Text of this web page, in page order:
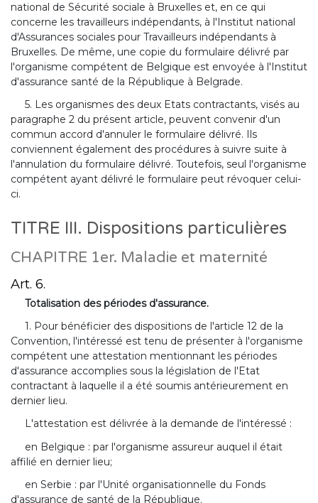
national de Sécurité sociale à Bruxelles et, en ce qui
concerne les travailleurs indépendants, à l'Institut national
d'Assurances sociales pour Travailleurs indépendants à
Bruxelles. De même, une copie du formulaire délivré par
l'organisme compétent de Belgique est envoyée à l'Institut
d'assurance santé de la République à Belgrade.
5. Les organismes des deux Etats contractants, visés au
paragraphe 2 du présent article, peuvent convenir d'un
commun accord d'annuler le formulaire délivré. Ils
conviennent également des procédures à suivre suite à
l'annulation du formulaire délivré. Toutefois, seul l'organisme
compétent ayant délivré le formulaire peut révoquer celui-
ci.
TITRE III. Dispositions particulières
CHAPITRE 1er. Maladie et maternité
Art. 6.
Totalisation des périodes d'assurance.
1. Pour bénéficier des dispositions de l'article 12 de la
Convention, l'intéressé est tenu de présenter à l'organisme
compétent une attestation mentionnant les périodes
d'assurance accomplies sous la législation de l'Etat
contractant à laquelle il a été soumis antérieurement en
dernier lieu.
L'attestation est délivrée à la demande de l'intéressé :
en Belgique : par l'organisme assureur auquel il était
affilié en dernier lieu;
en Serbie : par l'Unité organisationnelle du Fonds
d'assurance de santé de la République.